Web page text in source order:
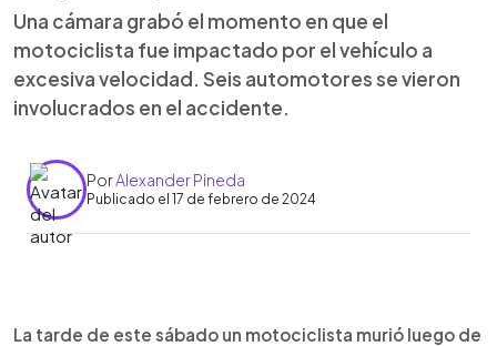
Una cámara grabó el momento en que el
motociclista fue impactado por el vehículo a
excesiva velocidad. Seis automotores se vieron
involucrados en el accidente.
PorAlexander Pineda
Publicado el 17 de febrero de 2024
► Escuchar artículo
La tarde de este sábado un motociclista murió luego de